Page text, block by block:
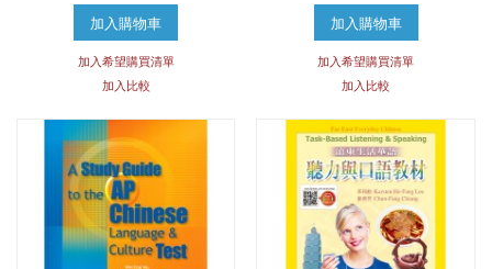
加入購物車
加入希望購買清單
加入比較
加入購物車
加入希望購買清單
加入比較